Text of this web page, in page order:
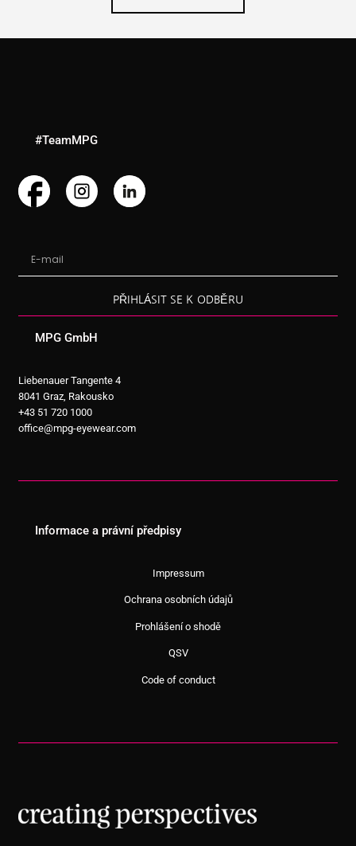
Informace a právní předpisy
Impressum
Ochrana osobních údajů
Prohlášení o shodě
QSV
Code of conduct
MPG GmbH
Liebenauer Tangente 4
8041 Graz, Rakousko
+43 51 720 1000
office@mpg-eyewear.com
#TeamMPG
PŘIHLÁSIT SE K ODBĚRU